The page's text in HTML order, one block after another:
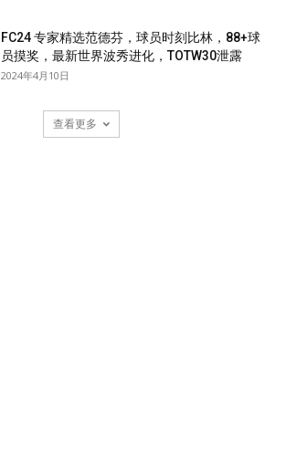
FC24 专家精选范德芬，球员时刻比林，88+球
员摸奖，最新世界波秀进化，TOTW30泄露
2024年4月10日
查看更多